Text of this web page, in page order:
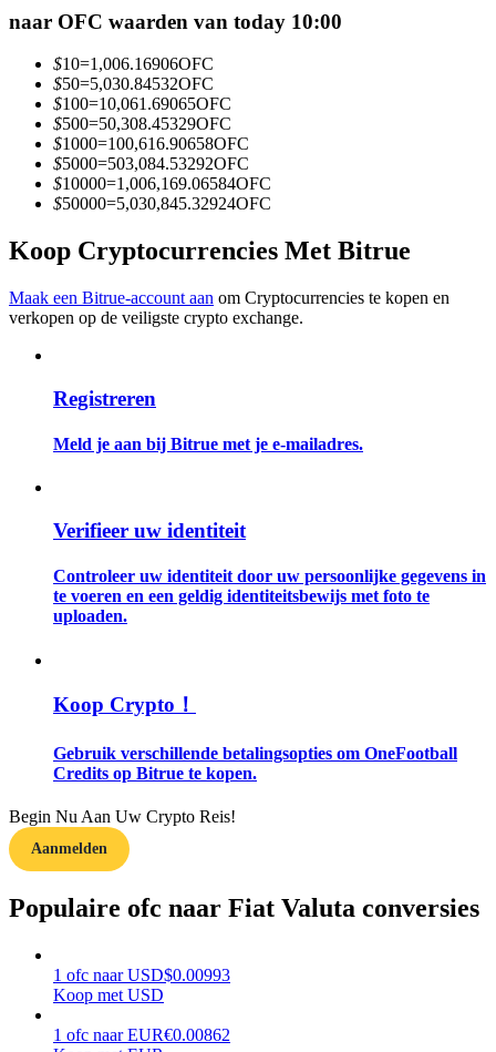
Informatie
Big data-analyse inclusief handelsinformatie, enz.
Handelsstrategieën
Verdienen
naar OFC waarden van today 10:00
$10=1,006.16906OFC
$50=5,030.84532OFC
$100=10,061.69065OFC
$500=50,308.45329OFC
$1000=100,616.90658OFC
$5000=503,084.53292OFC
$10000=1,006,169.06584OFC
$50000=5,030,845.32924OFC
Koop Cryptocurrencies Met Bitrue
Maak een Bitrue-account aan om Cryptocurrencies te kopen en
verkopen op de veiligste crypto exchange.
Registreren
Meld je aan bij Bitrue met je e-mailadres.
Verifieer uw identiteit
Controleer uw identiteit door uw persoonlijke gegevens in
te voeren en een geldig identiteitsbewijs met foto te
uploaden.
Koop Crypto！
Gebruik verschillende betalingsopties om OneFootball
Credits op Bitrue te kopen.
Begin Nu Aan Uw Crypto Reis!
Aanmelden
Populaire ofc naar Fiat Valuta conversies
1 ofc naar USD$0.00993
Koop met USD
1 ofc naar EUR€0.00862